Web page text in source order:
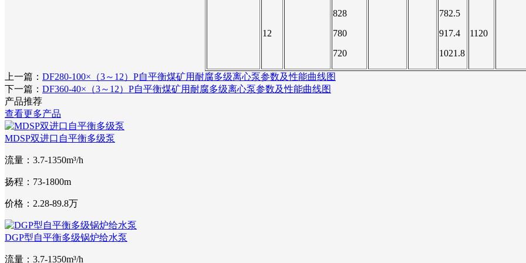
12
828
780
720
782.5
917.4
1021.8
1120
上一篇： DF280-100×（3～12）P自平衡煤矿用耐腐多级离心泵参数及性能曲线图
下一篇： DF360-40×（3～12）P自平衡煤矿用耐腐多级离心泵参数及性能曲线图
产品推荐
查看更多产品
MDSP双进口自平衡多级泵
流量：3.7-1350m³/h
扬程：73-1800m
价格：2.28-89.8万
DGP型自平衡多级锅炉给水泵
流量：3.7-1350m³/h